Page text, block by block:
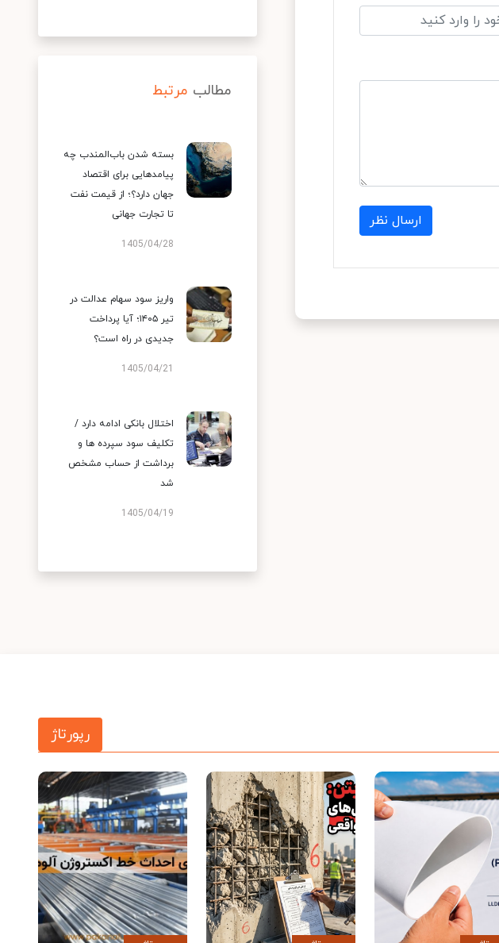
ارسال نظر
مطالب مرتبط
بسته شدن باب‌المندب چه
پیامدهایی برای اقتصاد
جهان دارد؟؛ از قیمت نفت
تا تجارت جهانی
1405/04/28
واریز سود سهام عدالت در
تیر ۱۴۰۵؛ آیا پرداخت
جدیدی در راه است؟
1405/04/21
اختلال بانکی ادامه دارد /
تکلیف سود سپرده ها و
برداشت از حساب مشخص
شد
1405/04/19
رپورتاژ